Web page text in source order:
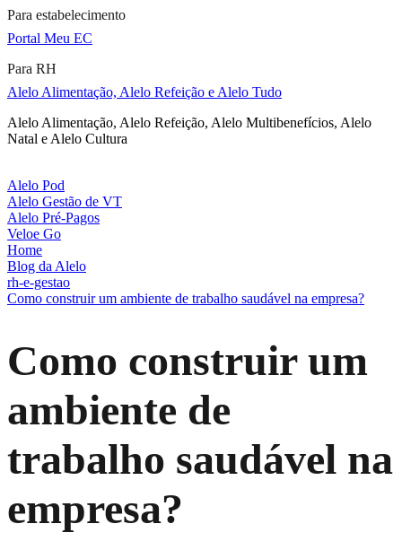
Para estabelecimento
Portal Meu EC
Para RH
Alelo Alimentação, Alelo Refeição e Alelo Tudo
Alelo Alimentação, Alelo Refeição, Alelo Multibenefícios, Alelo
Natal e Alelo Cultura
Alelo Pod
Alelo Gestão de VT
Alelo Pré-Pagos
Veloe Go
Home
Blog da Alelo
rh-e-gestao
Como construir um ambiente de trabalho saudável na empresa?
Como construir um
ambiente de
trabalho saudável na
empresa?